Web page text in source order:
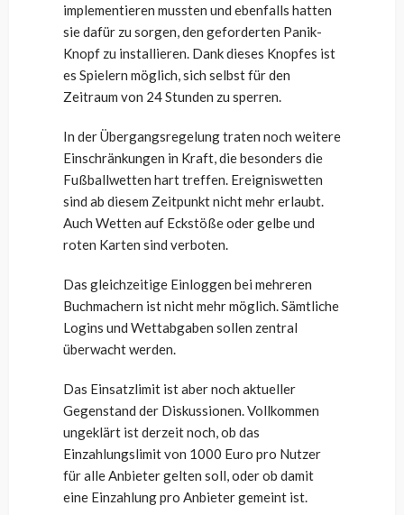
implementieren mussten und ebenfalls hatten
sie dafür zu sorgen, den geforderten Panik-
Knopf zu installieren. Dank dieses Knopfes ist
es Spielern möglich, sich selbst für den
Zeitraum von 24 Stunden zu sperren.
In der Übergangsregelung traten noch weitere
Einschränkungen in Kraft, die besonders die
Fußballwetten hart treffen. Ereigniswetten
sind ab diesem Zeitpunkt nicht mehr erlaubt.
Auch Wetten auf Eckstöße oder gelbe und
roten Karten sind verboten.
Das gleichzeitige Einloggen bei mehreren
Buchmachern ist nicht mehr möglich. Sämtliche
Logins und Wettabgaben sollen zentral
überwacht werden.
Das Einsatzlimit ist aber noch aktueller
Gegenstand der Diskussionen. Vollkommen
ungeklärt ist derzeit noch, ob das
Einzahlungslimit von 1000 Euro pro Nutzer
für alle Anbieter gelten soll, oder ob damit
eine Einzahlung pro Anbieter gemeint ist.